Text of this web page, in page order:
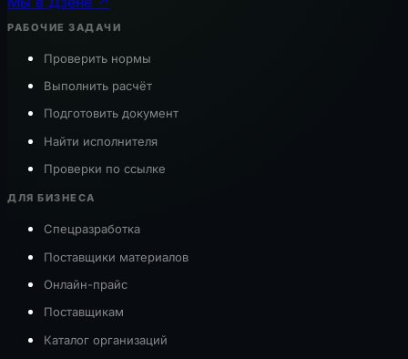
РАБОЧИЕ ЗАДАЧИ
Проверить нормы
Выполнить расчёт
Подготовить документ
Найти исполнителя
Проверки по ссылке
ДЛЯ БИЗНЕСА
Спецразработка
Поставщики материалов
Онлайн-прайс
Поставщикам
Каталог организаций